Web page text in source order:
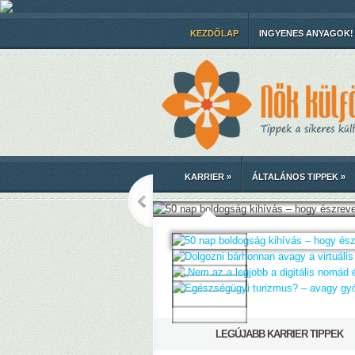
KEZDŐLAP INGYENES ANYAGOK!
KARRIER» ÁLTALÁNOS TIPPEK »
LEGÚJABB KARRIER TIPPEK